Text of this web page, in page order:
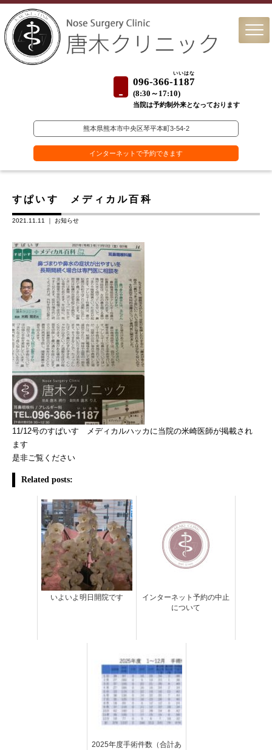
096-366-1187
いいはな
(8:30～17:10)
当院は予約制外来となっております
熊本県熊本市中央区琴平本町3-54-2
インターネットで予約できます
すぱいす メディカル百科
2021.11.11 ｜ お知らせ
11/12号のすぱいす メディカルハッカに当院の米崎医師が掲載され
ます
是非ご覧ください
Related posts:
いよいよ明日開院です
インターネット予約の中止
について
2025年度手術件数（合計あ